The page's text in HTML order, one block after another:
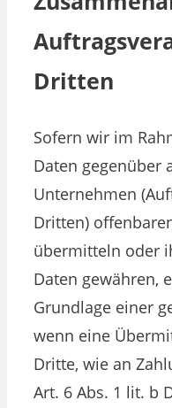
Dritten
Sofern wir im
Daten gegenüber
Unternehmen
Dritten)
übermitteln oder
Daten gewähren,
Grundlage einer
wenn eine
Dritte, wie an
Art. 6 Abs. 1 lit. b